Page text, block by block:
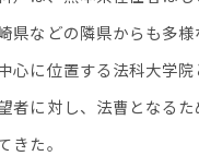
県などの隣県からも多様
心に位置する法科大学院
者に対し、法曹となるた
きた。